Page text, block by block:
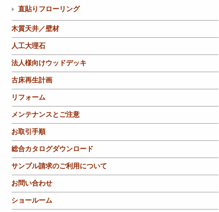
直貼りフローリング
木質天井／壁材
人工大理石
法人様向けウッドデッキ
古床再生計画
リフォーム
メンテナンスとご注意
お取引手順
総合カタログダウンロード
サンプル請求のご利用について
お問い合わせ
ショールーム